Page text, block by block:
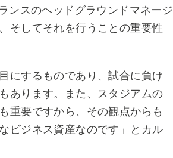
ンスのヘッドグラウンドマネージ
そしてそれを行うことの重要性
にするものであり、試合に負け
あります。また、スタジアムの
重要ですから、その観点からも
ビジネス資産なのです」とカル